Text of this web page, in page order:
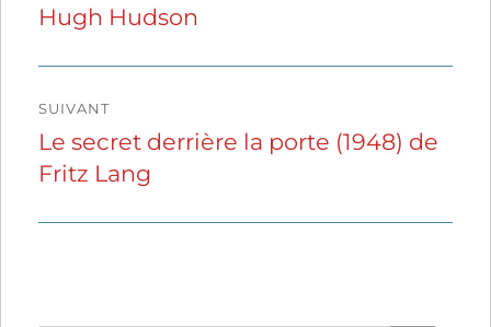
l’article
précédente :
Hugh Hudson
SUIVANT
Publication
suivante :
Le secret derrière la porte (1948) de
Fritz Lang